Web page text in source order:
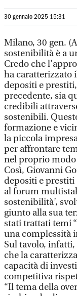
30 gennaio 2025 15:31
Milano, 30 gen.
sostenibilità è a
Credo che
ha caratterizzato
depositi e
precedente, sia
credibili
sostenibili.
formazione e
la piccola
per affrontare
nel proprio modo
Così, Giovanni
depositi e
al forum
sostenibilità’,
giunto alla sua
stati trattati temi
una complessità
Sul tavolo, infatti,
che la
capacità di
competitiva
“Il tema della